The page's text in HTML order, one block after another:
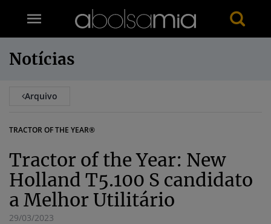
Notícias
Arquivo
TRACTOR OF THE YEAR®
Tractor of the Year: New
Holland T5.100 S candidato
a Melhor Utilitário
29/03/2023